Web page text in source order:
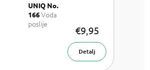
UNIQ No.
166Voda
poslije
€9,95
Detalj